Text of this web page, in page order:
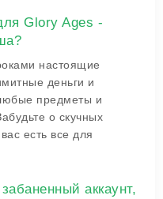
Glory Ages -
настоящие
деньги и
предметы и
о скучных
есть все для
аккаунт,